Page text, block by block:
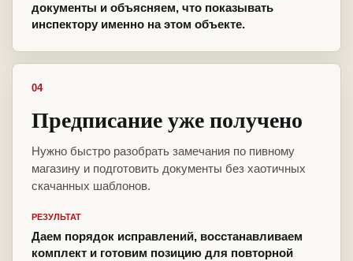
документы и объясняем, что показывать
инспектору именно на этом объекте.
04
Предписание уже получено
Нужно быстро разобрать замечания по пивному
магазину и подготовить документы без хаотичных
скачанных шаблонов.
РЕЗУЛЬТАТ
Даем порядок исправлений, восстанавливаем
комплект и готовим позицию для повторной